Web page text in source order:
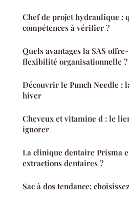
Chef de projet hydraulique :
compétences à vérifier ?
Quels avantages la SAS
flexibilité organisationnelle ?
Découvrir le Punch Needle :
hiver
Cheveux et vitamine d : le
ignorer
La clinique dentaire Prisma
extractions dentaires ?
Sac à dos tendance: